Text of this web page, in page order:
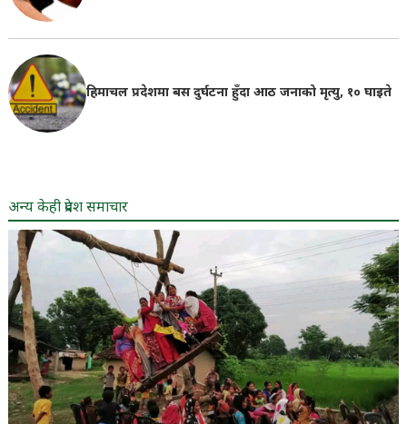
हिमाचल प्रदेशमा बस दुर्घटना हुँदा आठ जनाको मृत्यु, १० घाइते
अन्य केही प्रदेश समाचार